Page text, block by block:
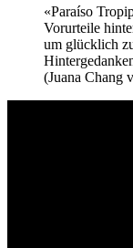
«Paraíso
Vorurteile
um glücklich
(Juana Chang